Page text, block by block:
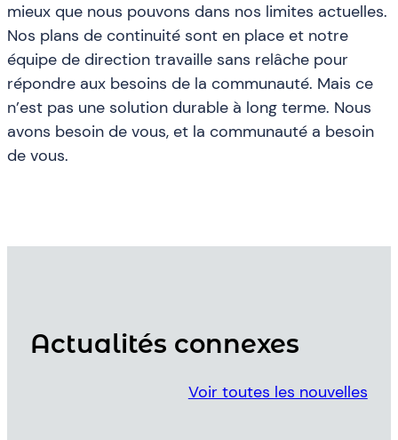
mieux que nous pouvons dans nos limites actuelles.
Nos plans de continuité sont en place et notre
équipe de direction travaille sans relâche pour
répondre aux besoins de la communauté. Mais ce
n’est pas une solution durable à long terme. Nous
avons besoin de vous, et la communauté a besoin
de vous.
Actualités connexes
Voir toutes les nouvelles